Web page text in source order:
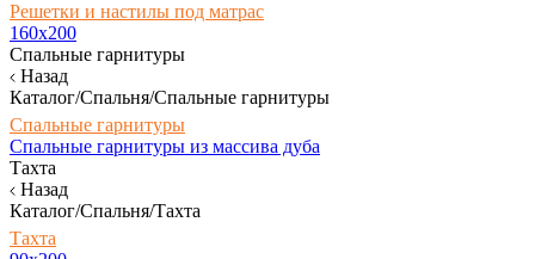
Решетки и настилы под матрас
160х200
Спальные гарнитуры
Назад
Каталог/Спальня/Спальные гарнитуры
Спальные гарнитуры
Спальные гарнитуры из массива дуба
Тахта
Назад
Каталог/Спальня/Тахта
Тахта